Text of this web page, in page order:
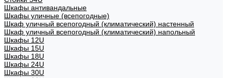
Шкафы антивандальные
Шкафы уличные (всепогодные)
Шкаф уличный всепогодный (климатический) настенный
Шкаф уличный всепогодный (климатический) напольный
Шкафы 12U
Шкафы 15U
Шкафы 18U
Шкафы 24U
Шкафы 30U